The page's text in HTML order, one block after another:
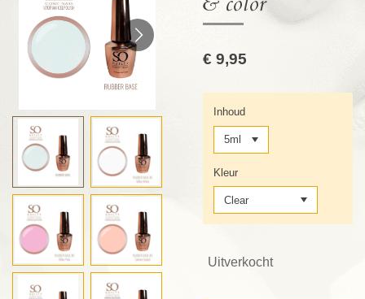
€ 9,95
Inhoud
Kleur
Uitverkocht